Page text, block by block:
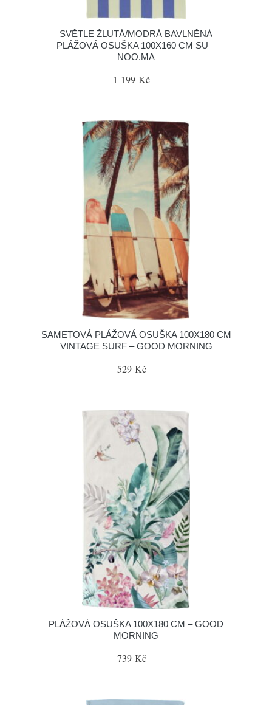
SVĚTLE ŽLUTÁ/MODRÁ BAVLNĚNÁ
PLÁŽOVÁ OSUŠKA 100X160 CM SU –
NOO.MA
1 199 Kč
SAMETOVÁ PLÁŽOVÁ OSUŠKA 100X180 CM
VINTAGE SURF – GOOD MORNING
529 Kč
PLÁŽOVÁ OSUŠKA 100X180 CM – GOOD
MORNING
739 Kč